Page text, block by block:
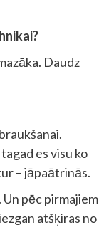
Daudz
es visu ko
– jāpaātrinās.
pēc pirmajiem
atšķiras no